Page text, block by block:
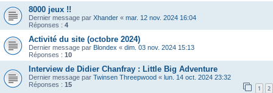
8000 jeux !!
Dernier message par Xhander « mar. 12 nov. 2024 16:04
Réponses : 4
Activité du site (octobre 2024)
Dernier message par Blondex « dim. 03 nov. 2024 15:13
Réponses : 10
Interview de Didier Chanfray : Little Big Adventure
Dernier message par Twinsen Threepwood « lun. 14 oct. 2024 23:32
Réponses : 15 1 2